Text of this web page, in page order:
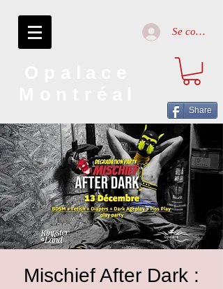
Se connecter
Share
Mischief After Dark :